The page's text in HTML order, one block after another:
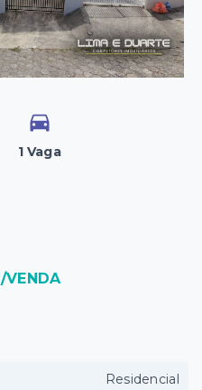
1 Vaga
/VENDA
Residencial